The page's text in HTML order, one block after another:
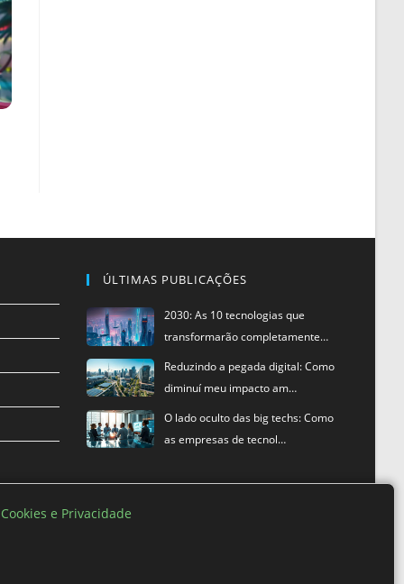
ÚLTIMAS PUBLICAÇÕES
2030: As 10 tecnologias que
transformarão completamente…
Reduzindo a pegada digital: Como
diminuí meu impacto am…
O lado oculto das big techs: Como
as empresas de tecnol…
e Privacidade